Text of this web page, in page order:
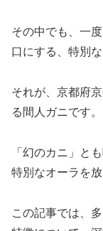
その中でも、一
口にする、特別
それが、京都府
る間人ガニです。
「幻のカニ」と
特別なオーラを放
この記事では、